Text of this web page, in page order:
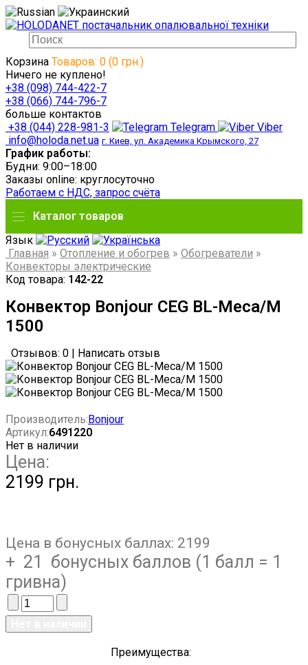
Корзина Товаров: 0 (0 грн.)
Ничего не куплено!
+38 (098) 744-422-7
+38 (066) 744-796-7
больше контактов
+38 (044) 228-981-3
Telegram
Viber
info@holoda.net.ua г. Киев, ул. Академика Крымского, 27
График работы:
Будни: 9:00–18:00
Заказы online: круглосуточно
Работаем с НДС, запрос счёта
Каталог товаров
Язык
Главная » Отопление и обогрев » Обогреватели »
Конвекторы электрические
Код товара: 142-22
Конвектор Bonjour CEG BL-Meca/M
1500
Отзывов: 0 Написать отзыв
Производитель: Bonjour
Артикул:6491220
Нет в наличии
Цена:
2199 грн.
Цена в бонусных баллах: 2199
+ 21 бонусных баллов (1 балл = 1
гривна)
Преимущества: